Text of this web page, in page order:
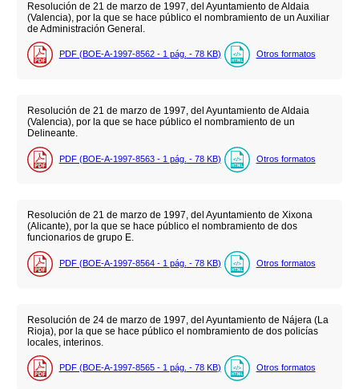
Resolución de 21 de marzo de 1997, del Ayuntamiento de Aldaia
(Valencia), por la que se hace público el nombramiento de un Auxiliar
de Administración General.
PDF (BOE-A-1997-8562 - 1 pág. - 78 KB) Otros formatos
Resolución de 21 de marzo de 1997, del Ayuntamiento de Aldaia
(Valencia), por la que se hace público el nombramiento de un
Delineante.
PDF (BOE-A-1997-8563 - 1 pág. - 78 KB) Otros formatos
Resolución de 21 de marzo de 1997, del Ayuntamiento de Xixona
(Alicante), por la que se hace público el nombramiento de dos
funcionarios de grupo E.
PDF (BOE-A-1997-8564 - 1 pág. - 78 KB) Otros formatos
Resolución de 24 de marzo de 1997, del Ayuntamiento de Nájera (La
Rioja), por la que se hace público el nombramiento de dos policías
locales, interinos.
PDF (BOE-A-1997-8565 - 1 pág. - 78 KB) Otros formatos